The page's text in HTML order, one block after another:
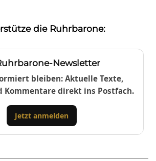
die Ruhrbarone:
Newsletter
bleiben: Aktuelle Texte,
Kommentare direkt ins Postfach.
Jetzt anmelden